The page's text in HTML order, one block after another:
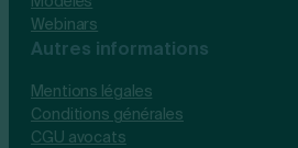
Webinars
Autres informations
Mentions légales
Conditions générales
CGU avocats